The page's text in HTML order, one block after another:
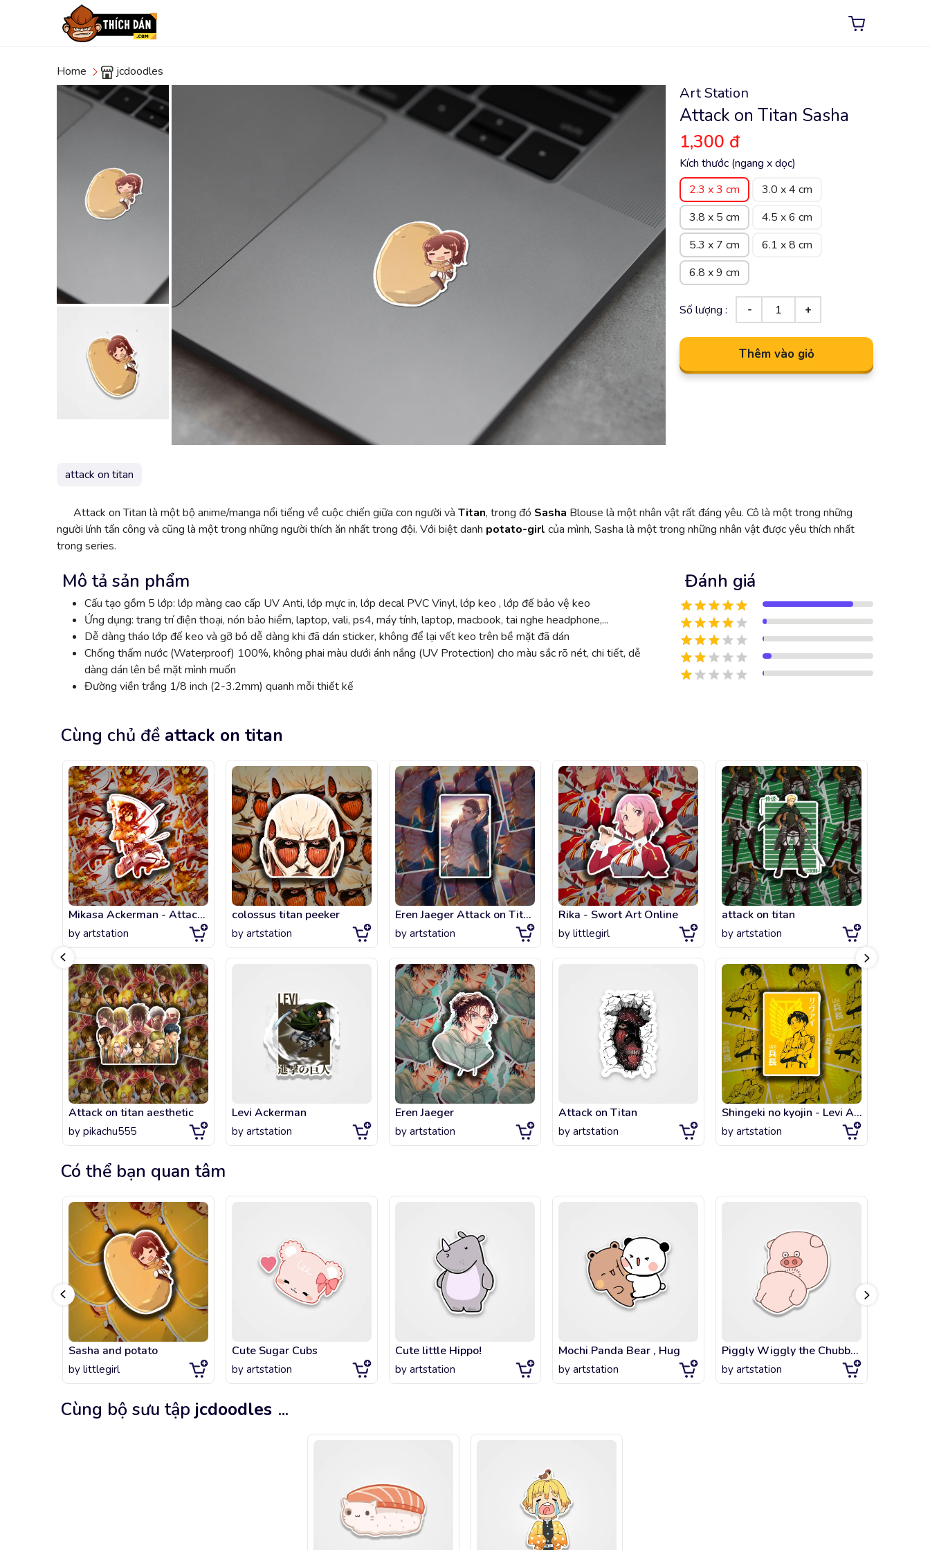
Home jcdoodles
Art Station
Attack on Titan Sasha
1,300 đ
Kích thước (ngang x dọc)
2.3 x 3 cm
3.0 x 4 cm
3.8 x 5 cm
4.5 x 6 cm
5.3 x 7 cm
6.1 x 8 cm
6.8 x 9 cm
Số lượng :
Thêm vào giỏ
attack on titan
Attack on Titan là một bộ anime/manga nổi tiếng về cuộc chiến giữa con người và Titan, trong đó Sasha Blouse là một nhân vật rất đáng yêu. Cô là một trong những
người lính tấn công và cũng là một trong những người thích ăn nhất trong đội. Với biệt danh potato-girl của mình, Sasha là một trong những nhân vật được yêu thích nhất
trong series.
Mô tả sản phẩm
Cấu tạo gồm 5 lớp: lớp màng cao cấp UV Anti, lớp mực in, lớp decal PVC Vinyl, lớp keo , lớp đế bảo vệ keo
Ứng dụng: trang trí điện thoại, nón bảo hiểm, laptop, vali, ps4, máy tính, laptop, macbook, tai nghe headphone,...
Dễ dàng tháo lớp đế keo và gỡ bỏ dễ dàng khi đã dán sticker, không để lại vết keo trên bề mặt đã dán
Chống thấm nước (Waterproof) 100%, không phai màu dưới ánh nắng (UV Protection) cho màu sắc rõ nét, chi tiết, dễ
dàng dán lên bề mặt mình muốn
Đường viền trắng 1/8 inch (2-3.2mm) quanh mỗi thiết kế
Đánh giá
Cùng chủ đề attack on titan
Mikasa Ackerman - Attack on Titan
by artstation
Attack on titan aesthetic
by pikachu555
colossus titan peeker
by artstation
Levi Ackerman
by artstation
Eren Jaeger Attack on Titan Poster
by artstation
Eren Jaeger
by artstation
Rika - Swort Art Online
by littlegirl
Attack on Titan
by artstation
attack on titan
by artstation
Shingeki no kyojin - Levi Ackerman
by artstation
Có thể bạn quan tâm
Sasha and potato
by littlegirl
Cute Sugar Cubs
by artstation
Cute little Hippo!
by artstation
Mochi Panda Bear , Hug
by artstation
Piggly Wiggly the Chubby Pig
by artstation
Cùng bộ sưu tập jcdoodles ...